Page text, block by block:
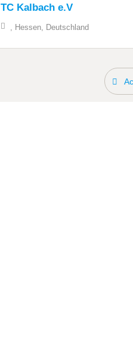
TC Kalbach e.V
, Hessen, Deutschland